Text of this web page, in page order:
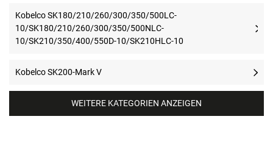
Kobelco SK180/210/260/300/350/500LC-
10/SK180/210/260/300/350/500NLC-
10/SK210/350/400/550D-10/SK210HLC-10
Kobelco SK200-Mark V
WEITERE KATEGORIEN ANZEIGEN